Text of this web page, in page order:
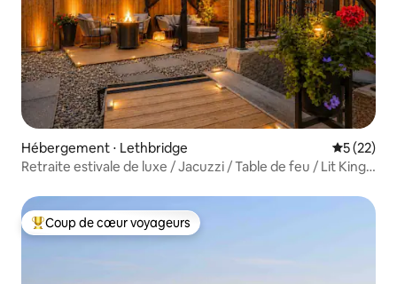
Hébergement ⋅ Lethbridge
5 (22)
Retraite estivale de luxe / Jacuzzi / Table de feu / Lit King
Coups de cœur voyageurs les plus appréciés
Coup de cœur voyageurs